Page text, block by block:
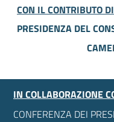
CON IL CONTRIBUTO DI
PRESIDENZA DEL
IN COLLABORAZIONE
CONFERENZA DEI